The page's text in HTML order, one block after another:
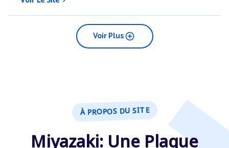
add_circle
Voir Plus
À PROPOS DU SITE
Miyazaki: Une Plaque